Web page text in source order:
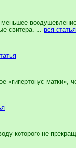
свитера. ... вся статья
«гипертонус
которого не